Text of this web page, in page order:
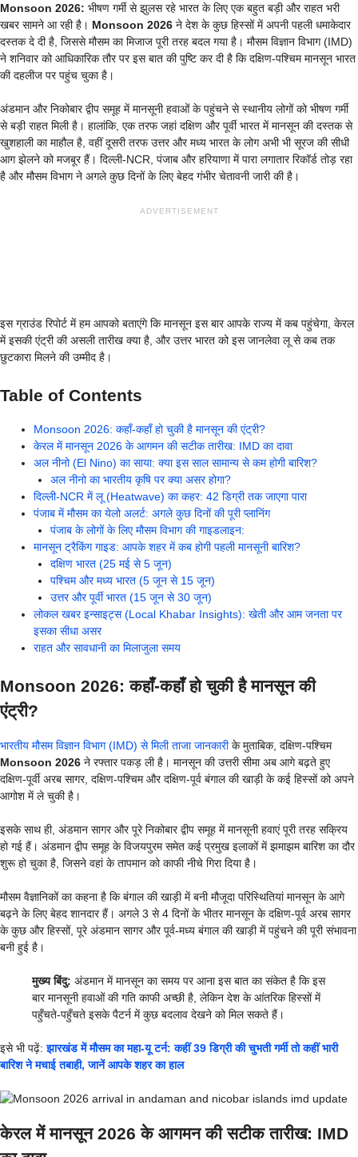
Monsoon 2026: भीषण गर्मी से झुलस रहे भारत के लिए एक बहुत बड़ी और राहत भरी
खबर सामने आ रही है। Monsoon 2026 ने देश के कुछ हिस्सों में अपनी पहली धमाकेदार
दस्तक दे दी है, जिससे मौसम का मिजाज पूरी तरह बदल गया है। मौसम विज्ञान विभाग (IMD)
ने शनिवार को आधिकारिक तौर पर इस बात की पुष्टि कर दी है कि दक्षिण-पश्चिम मानसून भारत
की दहलीज पर पहुंच चुका है।
अंडमान और निकोबार द्वीप समूह में मानसूनी हवाओं के पहुंचने से स्थानीय लोगों को भीषण गर्मी
से बड़ी राहत मिली है। हालांकि, एक तरफ जहां दक्षिण और पूर्वी भारत में मानसून की दस्तक से
खुशहाली का माहौल है, वहीं दूसरी तरफ उत्तर और मध्य भारत के लोग अभी भी सूरज की सीधी
आग झेलने को मजबूर हैं। दिल्ली-NCR, पंजाब और हरियाणा में पारा लगातार रिकॉर्ड तोड़ रहा
है और मौसम विभाग ने अगले कुछ दिनों के लिए बेहद गंभीर चेतावनी जारी की है।
ADVERTISEMENT
इस ग्राउंड रिपोर्ट में हम आपको बताएंगे कि मानसून इस बार आपके राज्य में कब पहुंचेगा, केरल
में इसकी एंट्री की असली तारीख क्या है, और उत्तर भारत को इस जानलेवा लू से कब तक
छुटकारा मिलने की उम्मीद है।
Table of Contents
Monsoon 2026: कहाँ-कहाँ हो चुकी है मानसून की एंट्री?
केरल में मानसून 2026 के आगमन की सटीक तारीख: IMD का दावा
अल नीनो (El Nino) का साया: क्या इस साल सामान्य से कम होगी बारिश?
अल नीनो का भारतीय कृषि पर क्या असर होगा?
दिल्ली-NCR में लू (Heatwave) का कहर: 42 डिग्री तक जाएगा पारा
पंजाब में मौसम का येलो अलर्ट: अगले कुछ दिनों की पूरी प्लानिंग
पंजाब के लोगों के लिए मौसम विभाग की गाइडलाइन:
मानसून ट्रैकिंग गाइड: आपके शहर में कब होगी पहली मानसूनी बारिश?
दक्षिण भारत (25 मई से 5 जून)
पश्चिम और मध्य भारत (5 जून से 15 जून)
उत्तर और पूर्वी भारत (15 जून से 30 जून)
लोकल खबर इन्साइट्स (Local Khabar Insights): खेती और आम जनता पर
इसका सीधा असर
राहत और सावधानी का मिलाजुला समय
Monsoon 2026: कहाँ-कहाँ हो चुकी है मानसून की
एंट्री?
भारतीय मौसम विज्ञान विभाग (IMD) से मिली ताजा जानकारीके मुताबिक, दक्षिण-पश्चिम
Monsoon 2026 ने रफ्तार पकड़ ली है। मानसून की उत्तरी सीमा अब आगे बढ़ते हुए
दक्षिण-पूर्वी अरब सागर, दक्षिण-पश्चिम और दक्षिण-पूर्व बंगाल की खाड़ी के कई हिस्सों को अपने
आगोश में ले चुकी है।
इसके साथ ही, अंडमान सागर और पूरे निकोबार द्वीप समूह में मानसूनी हवाएं पूरी तरह सक्रिय
हो गई हैं। अंडमान द्वीप समूह के विजयपुरम समेत कई प्रमुख इलाकों में झमाझम बारिश का दौर
शुरू हो चुका है, जिसने वहां के तापमान को काफी नीचे गिरा दिया है।
मौसम वैज्ञानिकों का कहना है कि बंगाल की खाड़ी में बनी मौजूदा परिस्थितियां मानसून के आगे
बढ़ने के लिए बेहद शानदार हैं। अगले 3 से 4 दिनों के भीतर मानसून के दक्षिण-पूर्व अरब सागर
के कुछ और हिस्सों, पूरे अंडमान सागर और पूर्व-मध्य बंगाल की खाड़ी में पहुंचने की पूरी संभावना
बनी हुई है।
मुख्य बिंदु: अंडमान में मानसून का समय पर आना इस बात का संकेत है कि इस
बार मानसूनी हवाओं की गति काफी अच्छी है, लेकिन देश के आंतरिक हिस्सों में
पहुँचते-पहुँचते इसके पैटर्न में कुछ बदलाव देखने को मिल सकते हैं।
इसे भी पढ़ें:झारखंड में मौसम का महा-यू टर्न: कहीं 39 डिग्री की चुभती गर्मी तो कहीं भारी
बारिश ने मचाई तबाही, जानें आपके शहर का हाल
केरल में मानसून 2026 के आगमन की सटीक तारीख: IMD